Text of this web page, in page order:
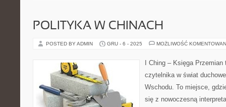
POLITYKA W CHINACH
POSTED BY ADMIN GRU - 6 - 2025 MOŻLIWOŚĆ
I Ching – Księga
czytelnika w świat
Wschodu. To miejsce,
się z nowoczesną